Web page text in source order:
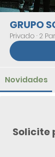
GRUPO
Privado · 2
Novidades
Solicite